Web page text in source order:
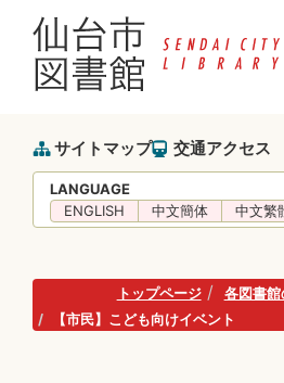
サイトマップ 交通アクセス
LANGUAGE
ENGLISH
中文簡体 中文繁
トップページ 各図書館
【市民】こども向けイベント